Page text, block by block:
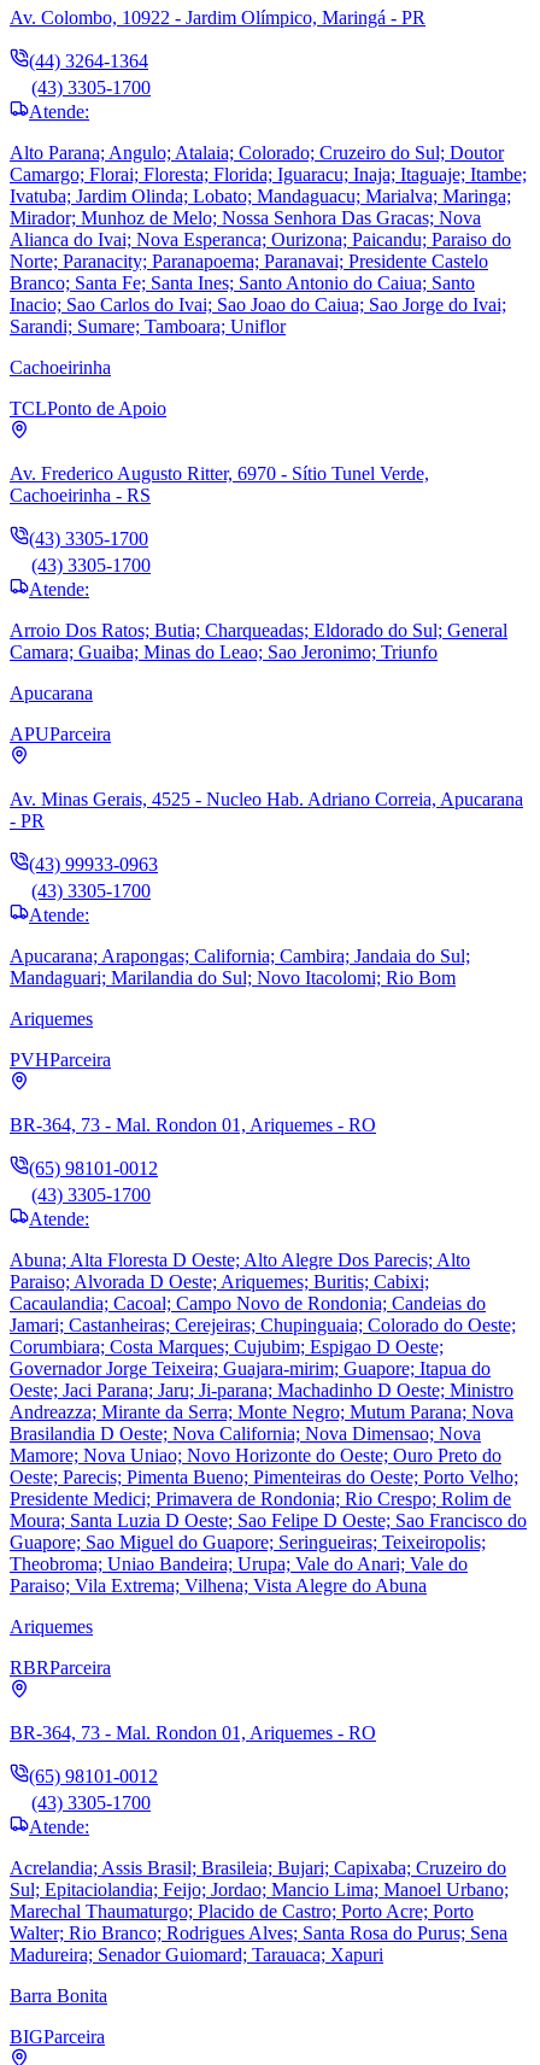
Av. Colombo, 10922 - Jardim Olímpico, Maringá - PR
(44) 3264-1364
(43) 3305-1700
Atende:
Alto Parana; Angulo; Atalaia; Colorado; Cruzeiro do Sul; Doutor
Camargo; Florai; Floresta; Florida; Iguaracu; Inaja; Itaguaje; Itambe;
Ivatuba; Jardim Olinda; Lobato; Mandaguacu; Marialva; Maringa;
Mirador; Munhoz de Melo; Nossa Senhora Das Gracas; Nova
Alianca do Ivai; Nova Esperanca; Ourizona; Paicandu; Paraiso do
Norte; Paranacity; Paranapoema; Paranavai; Presidente Castelo
Branco; Santa Fe; Santa Ines; Santo Antonio do Caiua; Santo
Inacio; Sao Carlos do Ivai; Sao Joao do Caiua; Sao Jorge do Ivai;
Sarandi; Sumare; Tamboara; Uniflor
Cachoeirinha
TCLPonto de Apoio
Av. Frederico Augusto Ritter, 6970 - Sítio Tunel Verde,
Cachoeirinha - RS
(43) 3305-1700
(43) 3305-1700
Atende:
Arroio Dos Ratos; Butia; Charqueadas; Eldorado do Sul; General
Camara; Guaiba; Minas do Leao; Sao Jeronimo; Triunfo
Apucarana
APUParceira
Av. Minas Gerais, 4525 - Nucleo Hab. Adriano Correia, Apucarana
- PR
(43) 99933-0963
(43) 3305-1700
Atende:
Apucarana; Arapongas; California; Cambira; Jandaia do Sul;
Mandaguari; Marilandia do Sul; Novo Itacolomi; Rio Bom
Ariquemes
PVHParceira
BR-364, 73 - Mal. Rondon 01, Ariquemes - RO
(65) 98101-0012
(43) 3305-1700
Atende:
Abuna; Alta Floresta D Oeste; Alto Alegre Dos Parecis; Alto
Paraiso; Alvorada D Oeste; Ariquemes; Buritis; Cabixi;
Cacaulandia; Cacoal; Campo Novo de Rondonia; Candeias do
Jamari; Castanheiras; Cerejeiras; Chupinguaia; Colorado do Oeste;
Corumbiara; Costa Marques; Cujubim; Espigao D Oeste;
Governador Jorge Teixeira; Guajara-mirim; Guapore; Itapua do
Oeste; Jaci Parana; Jaru; Ji-parana; Machadinho D Oeste; Ministro
Andreazza; Mirante da Serra; Monte Negro; Mutum Parana; Nova
Brasilandia D Oeste; Nova California; Nova Dimensao; Nova
Mamore; Nova Uniao; Novo Horizonte do Oeste; Ouro Preto do
Oeste; Parecis; Pimenta Bueno; Pimenteiras do Oeste; Porto Velho;
Presidente Medici; Primavera de Rondonia; Rio Crespo; Rolim de
Moura; Santa Luzia D Oeste; Sao Felipe D Oeste; Sao Francisco do
Guapore; Sao Miguel do Guapore; Seringueiras; Teixeiropolis;
Theobroma; Uniao Bandeira; Urupa; Vale do Anari; Vale do
Paraiso; Vila Extrema; Vilhena; Vista Alegre do Abuna
Ariquemes
RBRParceira
BR-364, 73 - Mal. Rondon 01, Ariquemes - RO
(65) 98101-0012
(43) 3305-1700
Atende:
Acrelandia; Assis Brasil; Brasileia; Bujari; Capixaba; Cruzeiro do
Sul; Epitaciolandia; Feijo; Jordao; Mancio Lima; Manoel Urbano;
Marechal Thaumaturgo; Placido de Castro; Porto Acre; Porto
Walter; Rio Branco; Rodrigues Alves; Santa Rosa do Purus; Sena
Madureira; Senador Guiomard; Tarauaca; Xapuri
Barra Bonita
BIGParceira